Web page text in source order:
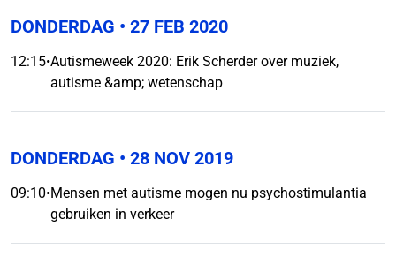
DONDERDAG • 27 FEB 2020
12:15•Autismeweek 2020: Erik Scherder over muziek,
autisme &amp; wetenschap
DONDERDAG • 28 NOV 2019
09:10•Mensen met autisme mogen nu psychostimulantia
gebruiken in verkeer